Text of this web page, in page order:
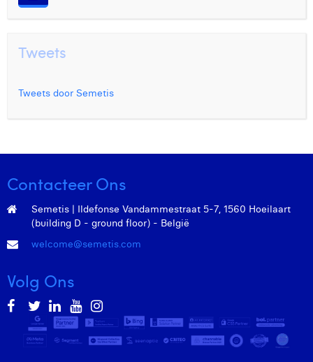
Tweets
Tweets door Semetis
Contacteer Ons
Semetis | Ildefonse Vandammestraat 5-7, 1560 Hoeilaart
(building D - ground floor) - België
welcome@semetis.com
Volg Ons